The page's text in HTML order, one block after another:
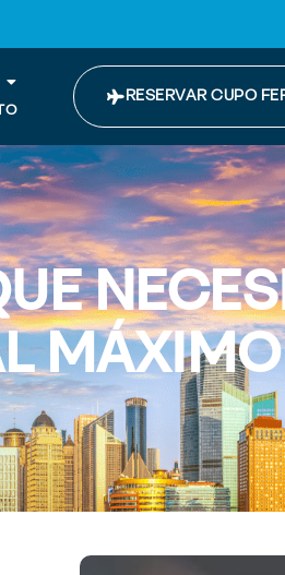
RESERVAR CUPO
MÁXIMO